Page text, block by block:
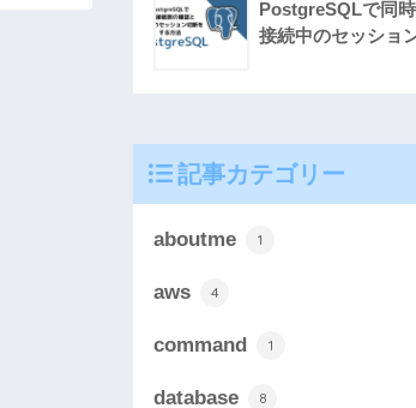
PostgreSQLで同
接続中のセッショ
記事カテゴリー
aboutme 1
aws 4
command 1
database 8